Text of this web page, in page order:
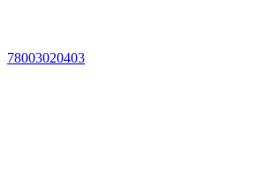
78003020403